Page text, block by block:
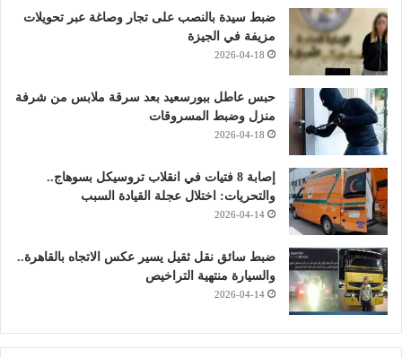
ضبط سيدة بالنصب على تجار وصاغة عبر تحويلات
مزيفة في الجيزة
2026-04-18
حبس عاطل ببورسعيد بعد سرقة ملابس من شرفة
منزل وضبط المسروقات
2026-04-18
إصابة 8 فتيات في انقلاب تروسيكل بسوهاج..
والتحريات: اختلال عجلة القيادة السبب
2026-04-14
ضبط سائق نقل ثقيل يسير عكس الاتجاه بالقاهرة..
والسيارة منتهية التراخيص
2026-04-14